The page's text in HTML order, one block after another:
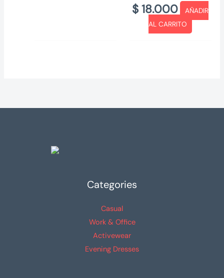
$ 18.000
AÑADIR
AL CARRITO
Categories
Casual
Work & Office
Activewear
Evening Dresses